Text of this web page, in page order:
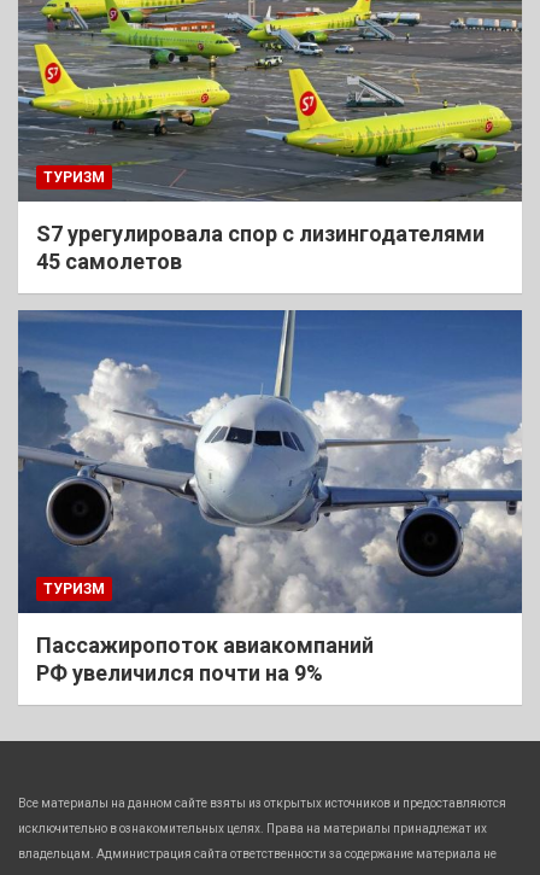
ТУРИЗМ
S7 урегулировала спор с лизингодателями
45 самолетов
ТУРИЗМ
Пассажиропоток авиакомпаний
РФ увеличился почти на 9%
Все материалы на данном сайте взяты из открытых источников и предоставляются
исключительно в ознакомительных целях. Права на материалы принадлежат их
владельцам. Администрация сайта ответственности за содержание материала не